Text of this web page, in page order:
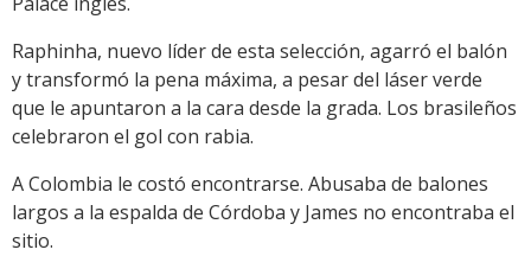
Raphinha, nuevo líder de esta selección, agarró el balón
y transformó la pena máxima, a pesar del láser verde
que le apuntaron a la cara desde la grada. Los brasileños
celebraron el gol con rabia.
A Colombia le costó encontrarse. Abusaba de balones
largos a la espalda de Córdoba y James no encontraba el
sitio.